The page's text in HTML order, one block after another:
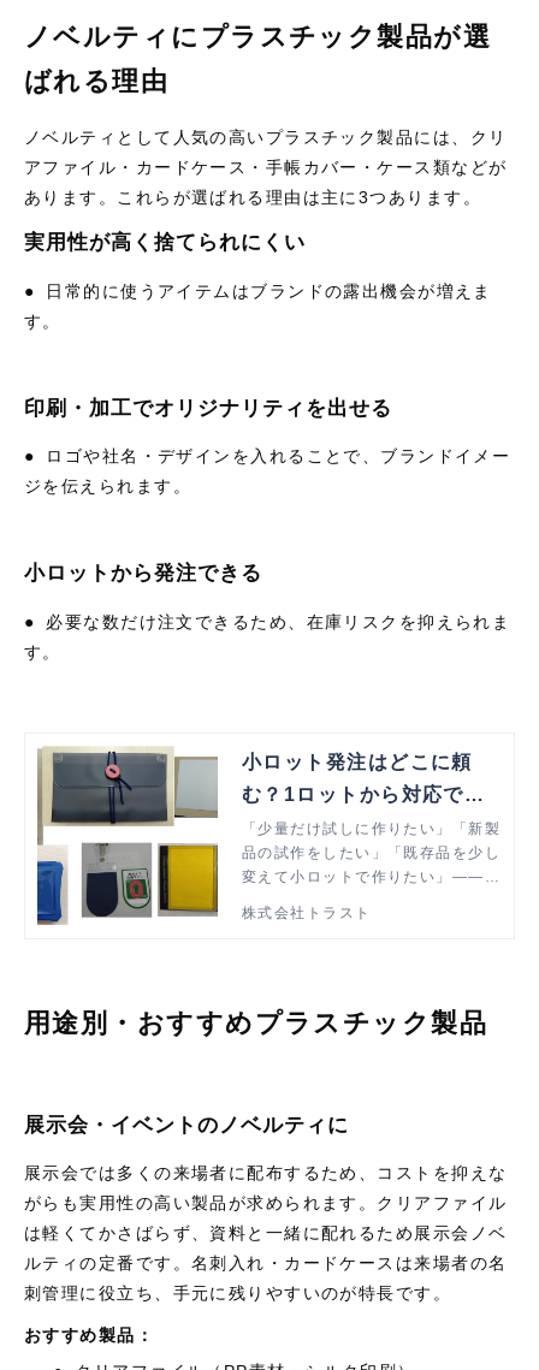
ノベルティにプラスチック製品が選
ばれる理由
ノベルティとして人気の高いプラスチック製品には、クリ
アファイル・カードケース・手帳カバー・ケース類などが
あります。これらが選ばれる理由は主に 3つあります。
実用性が高く捨てられにくい
●
日常的に使うアイテムはブランドの露出機会が増えま
す。
印刷・加工でオリジナリティを出せる
●
ロゴや社名・デザインを入れることで、ブランドイメー
ジを伝えられます。
小ロットから発注できる
●
必要な数だけ注文できるため、在庫リスクを抑えられま
す。
小ロット発注はどこに頼
む？1ロットから対応でき
るプラスチック加工会社の
探し方
「少量だけ試しに作りたい」「新製
品の試作をしたい」「既存品を少し
変えて小ロットで作りたい」――そ
に苦労するケースがあります。本記
株式会社トラスト
用途別・おすすめプラスチック製品
展示会・イベントのノベルティに
展示会では多くの来場者に配布するため、コストを抑えな
がらも実用性の高い製品が求められます。クリアファイル
は軽くてかさばらず、資料と一緒に配れるため展示会ノベ
ルティの定番です。名刺入れ・カードケースは来場者の名
刺管理に役立ち、手元に残りやすいのが特長です。
おすすめ製品：